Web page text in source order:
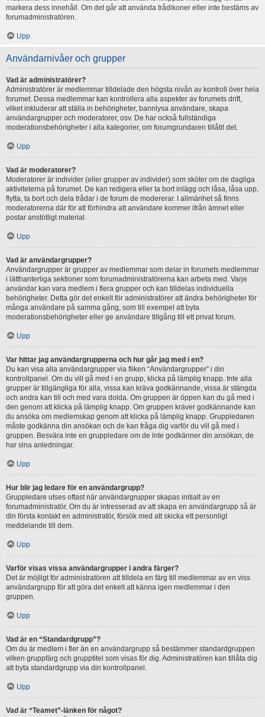
markera dess innehåll. Om det går att använda trådikoner eller inte bestäms av
forumadministratören.
Upp
Användarnivåer och grupper
Vad är administratörer?
Administratörer är medlemmar tilldelade den högsta nivån av kontroll över hela
forumet. Dessa medlemmar kan kontrollera alla aspekter av forumets drift,
vilket inkluderar att ställa in behörigheter, bannlysa användare, skapa
användargrupper och moderatorer, osv. De har också fullständiga
moderationsbehörigheter i alla kategorier, om forumgrundaren tillåtit det.
Upp
Vad är moderatorer?
Moderatorer är individer (eller grupper av individer) som sköter om de dagliga
aktiviteterna på forumet. De kan redigera eller ta bort inlägg och låsa, låsa upp,
flytta, ta bort och dela trådar i de forum de modererar. I allmänhet så finns
moderatorerna där för att förhindra att användare kommer ifrån ämnet eller
postar anstötligt material.
Upp
Vad är användargrupper?
Användargrupper är grupper av medlemmar som delar in forumets medlemmar
i lätthanterliga sektioner som forumadministratörerna kan arbeta med. Varje
användar kan vara medlem i flera grupper och kan tilldelas individuella
behörigheter. Detta gör det enkelt för administratörer att ändra behörigheter för
många användare på samma gång, som till exempel att byta
moderationsbehörigheter eller ge användare tillgång till ett privat forum.
Upp
Var hittar jag användargrupperna och hur går jag med i en?
Du kan visa alla användargrupper via fliken “Användargrupper” i din
kontrollpanel. Om du vill gå med i en grupp, klicka på lämplig knapp. Inte alla
grupper är tillgängliga för alla, vissa kan kräva godkännande, vissa är stängda
och andra kan till och med vara dolda. Om gruppen är öppen kan du gå med i
den genom att klicka på lämplig knapp. Om gruppen kräver godkännande kan
du ansöka om medlemskap genom att klicka på lämplig knapp. Gruppledaren
måste godkänna din ansökan och de kan fråga dig varför du vill gå med i
gruppen. Besvära inte en gruppledare om de inte godkänner din ansökan, de
har sina anledningar.
Upp
Hur blir jag ledare för en användargrupp?
Gruppledare utses oftast när användargrupper skapas initialt av en
forumadministratör. Om du är intresserad av att skapa en användargrupp så är
din första kontakt en administratör, försök med att skicka ett personligt
meddelande till dem.
Upp
Varför visas vissa användargrupper i andra färger?
Det är möjligt för administratören att tilldela en färg till medlemmar av en viss
användargrupp för att göra det enkelt att känna igen medlemmar i den
gruppen.
Upp
Vad är en “Standardgrupp”?
Om du är medlem i fler än en användargrupp så bestämmer standardgruppen
vilken gruppfärg och grupptitel som visas för dig. Administratören kan tillåta dig
att byta standardgrupp via din kontrollpanel.
Upp
Vad är “Teamet”-länken för något?